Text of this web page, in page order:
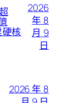
核
2026
年 8
月 9
日
2026 年 8